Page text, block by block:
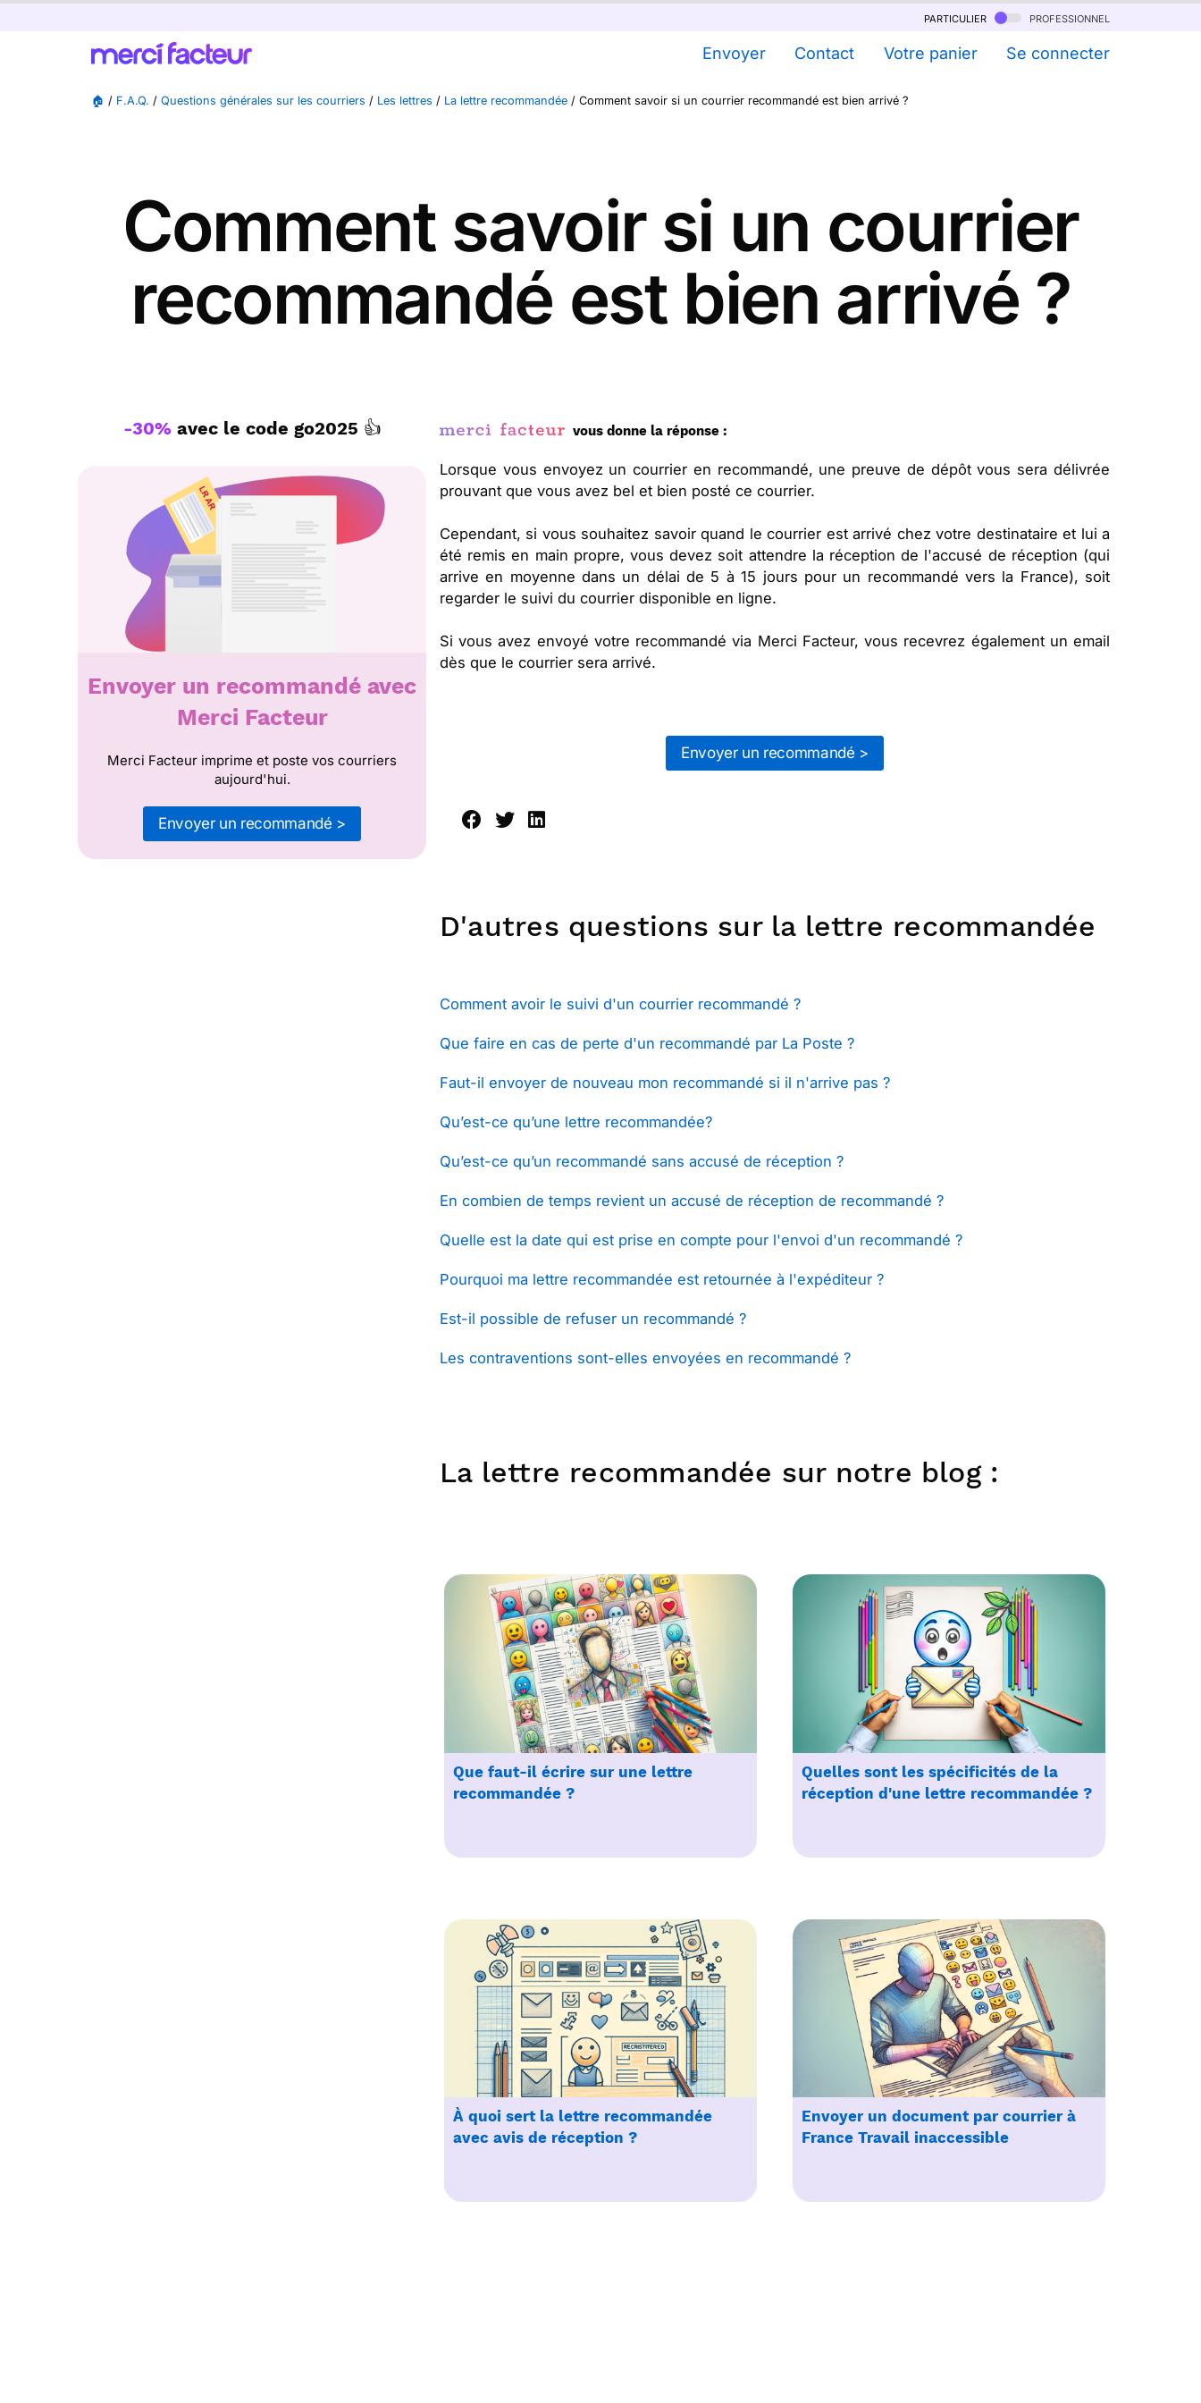
particulier professionnel
Envoyer Contact Votre panier Se connecter
🏠 / F.A.Q. / Questions générales sur les courriers / Les lettres / La lettre recommandée / Comment savoir si un courrier recommandé est bien arrivé ?
Comment savoir si un courrier
recommandé est bien arrivé ?
-30% avec le code go2025 👍
Envoyer un recommandé avec
Merci Facteur
Merci Facteur imprime et poste vos courriers
aujourd'hui.
Envoyer un recommandé >
vous donne la réponse :
Lorsque vous envoyez un courrier en recommandé, une preuve de dépôt vous sera délivrée
prouvant que vous avez bel et bien posté ce courrier.
Cependant, si vous souhaitez savoir quand le courrier est arrivé chez votre destinataire et lui a
été remis en main propre, vous devez soit attendre la réception de l'accusé de réception (qui
arrive en moyenne dans un délai de 5 à 15 jours pour un recommandé vers la France), soit
regarder le suivi du courrier disponible en ligne.
Si vous avez envoyé votre recommandé via Merci Facteur, vous recevrez également un email
dès que le courrier sera arrivé.
Envoyer un recommandé >
D'autres questions sur la lettre recommandée
Comment avoir le suivi d'un courrier recommandé ?
Que faire en cas de perte d'un recommandé par La Poste ?
Faut-il envoyer de nouveau mon recommandé si il n'arrive pas ?
Qu’est-ce qu’une lettre recommandée?
Qu’est-ce qu’un recommandé sans accusé de réception ?
En combien de temps revient un accusé de réception de recommandé ?
Quelle est la date qui est prise en compte pour l'envoi d'un recommandé ?
Pourquoi ma lettre recommandée est retournée à l'expéditeur ?
Est-il possible de refuser un recommandé ?
Les contraventions sont-elles envoyées en recommandé ?
La lettre recommandée sur notre blog :
Que faut-il écrire sur une lettre
recommandée ?
Quelles sont les spécificités de la
réception d'une lettre recommandée ?
À quoi sert la lettre recommandée
avec avis de réception ?
Envoyer un document par courrier à
France Travail inaccessible